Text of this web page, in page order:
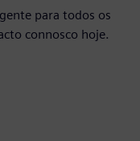
para todos os
connosco hoje.